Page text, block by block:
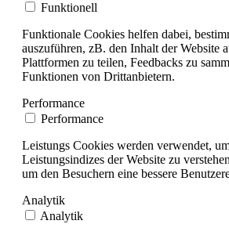
Funktionell
Funktionale Cookies helfen dabei,
auszuführen, zB. den Inhalt der Website
Plattformen zu teilen, Feedbacks zu
Funktionen von Drittanbietern.
Performance
Performance
Leistungs Cookies werden verwendet,
Leistungsindizes der Website zu
um den Besuchern eine bessere
Analytik
Analytik